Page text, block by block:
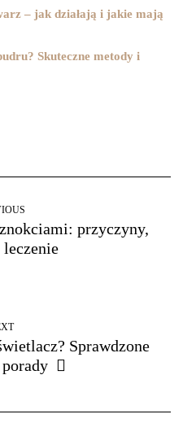
– jak działają i jakie mają
Skuteczne metody i
przyczyny,
Sprawdzone